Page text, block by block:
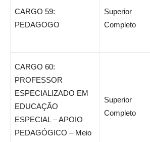
CARGO 59:
PEDAGOGO
Superior
Completo
CARGO 60:
PROFESSOR
ESPECIALIZADO EM
EDUCAÇÃO
ESPECIAL – APOIO
PEDAGÓGICO – Meio
Superior
Completo